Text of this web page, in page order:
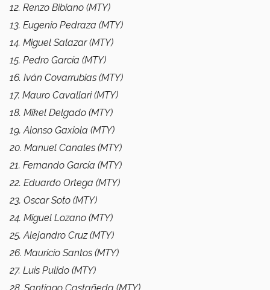
12. Renzo Bibiano (MTY)
13. Eugenio Pedraza (MTY)
14. Miguel Salazar (MTY)
15. Pedro García (MTY)
16. Iván Covarrubias (MTY)
17. Mauro Cavallari (MTY)
18. Mikel Delgado (MTY)
19. Alonso Gaxiola (MTY)
20. Manuel Canales (MTY)
21. Fernando García (MTY)
22. Eduardo Ortega (MTY)
23. Oscar Soto (MTY)
24. Miguel Lozano (MTY)
25. Alejandro Cruz (MTY)
26. Mauricio Santos (MTY)
27. Luis Pulido (MTY)